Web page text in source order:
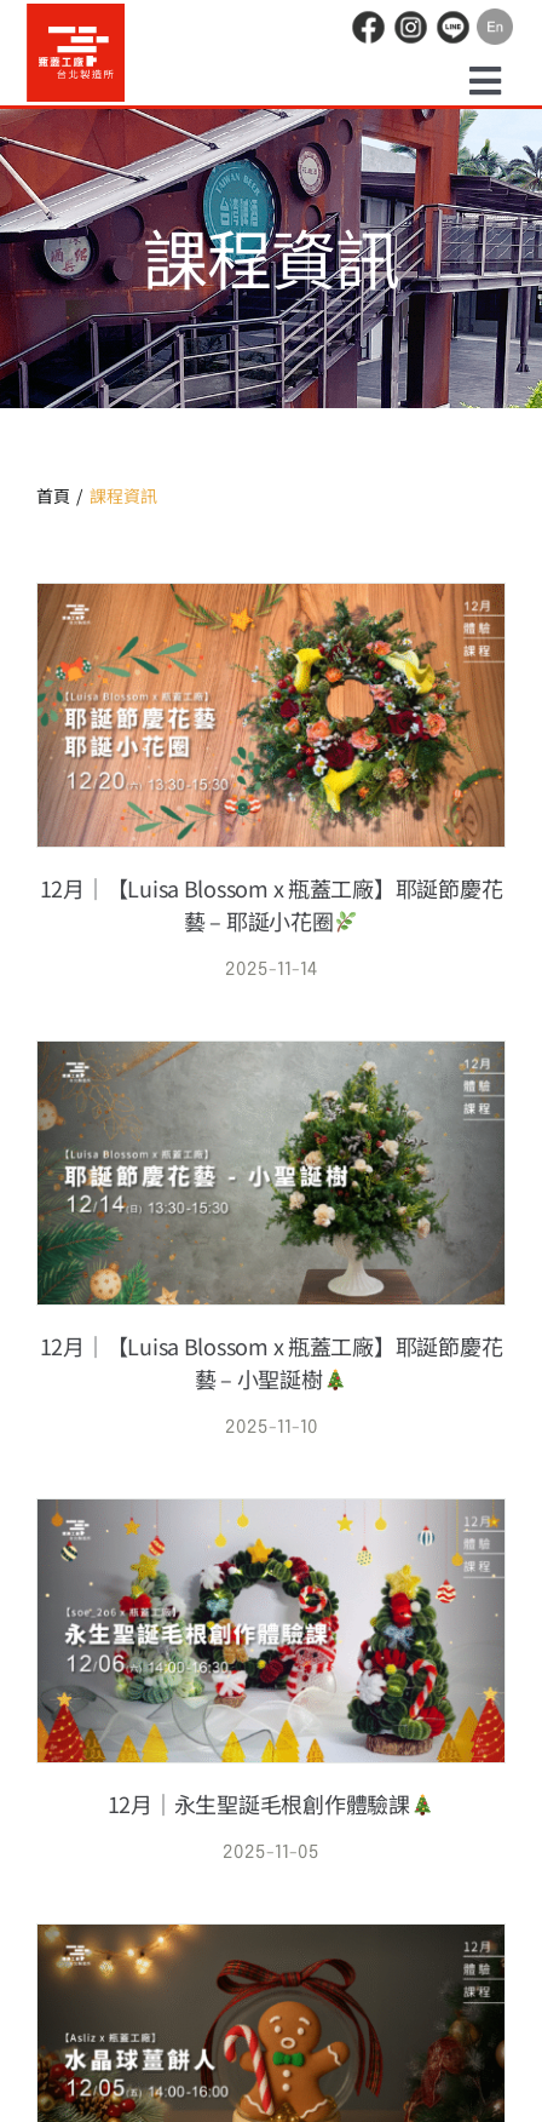
content
預約走讀
場地租借
活動紀錄
職人空間
13+實證場域
園區資源
關於我們
課程資訊
首頁 課程資訊
12月｜【Luisa Blossom x 瓶蓋工廠】耶誕節慶花
藝 – 耶誕小花圈
2025-11-14
12月｜【Luisa Blossom x 瓶蓋工廠】耶誕節慶花
藝 – 小聖誕樹
2025-11-10
12月｜永生聖誕毛根創作體驗課
2025-11-05